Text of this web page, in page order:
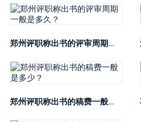
郑州评职称出书的评审周期一般是多久？
郑州评职称出书的稿费一般是多少？